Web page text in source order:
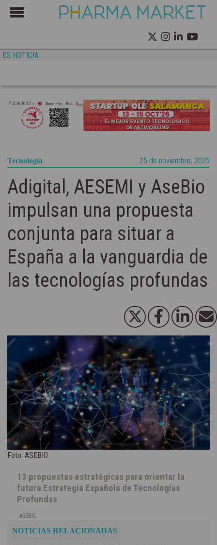
ES NOTICIA
Publicidad
Tecnología 25 de noviembre, 2025
Adigital, AESEMI y AseBio
impulsan una propuesta
conjunta para situar a
España a la vanguardia de
las tecnologías profundas
Foto: ASEBIO
13 propuestas estratégicas para orientar la
futura Estrategia Española de Tecnologías
Profundas
ASEBIO
NOTICIAS RELACIONADAS